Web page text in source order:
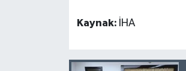
Kaynak: İHA